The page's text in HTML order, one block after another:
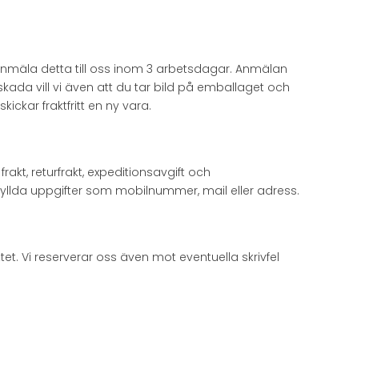
detta till oss inom 3 arbetsdagar. Anmälan
vill vi även att du tar bild på emballaget och
fraktfritt en ny vara.
returfrakt, expeditionsavgift och
uppgifter som mobilnummer, mail eller adress.
Vi reserverar oss även mot eventuella skrivfel